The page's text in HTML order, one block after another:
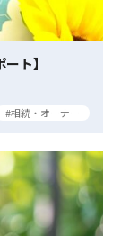
ト】
相続・オーナー